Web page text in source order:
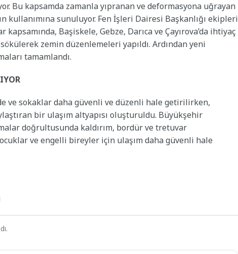
Bu kapsamda zamanla yıpranan ve deformasyona uğrayan
kullanımına sunuluyor. Fen İşleri Dairesi Başkanlığı ekipleri
Başiskele, Gebze, Darıca ve Çayırova’da ihtiyaç
zemin düzenlemeleri yapıldı. Ardından yeni
tamamlandı.
ve sokaklar daha güvenli ve düzenli hale getirilirken,
bir ulaşım altyapısı oluşturuldu. Büyükşehir
doğrultusunda kaldırım, bordür ve tretuvar
ve engelli bireyler için ulaşım daha güvenli hale